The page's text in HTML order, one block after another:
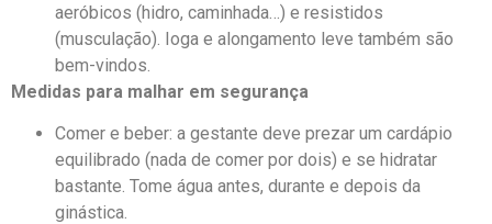
aeróbicos (hidro, caminhada…) e resistidos
(musculação). Ioga e alongamento leve também são
bem-vindos.
Medidas para malhar em segurança
Comer e beber: a gestante deve prezar um cardápio
equilibrado (nada de comer por dois) e se hidratar
bastante. Tome água antes, durante e depois da
ginástica.